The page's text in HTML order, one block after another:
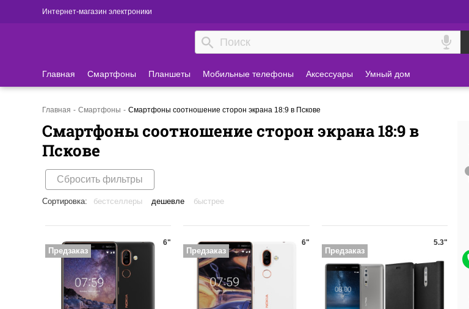
Интернет-магазин электроники
Главная Смартфоны Планшеты Мобильные телефоны Аксессуары Умный дом
Главная Смартфоны Смартфоны соотношение сторон экрана 18:9 в Пскове
Смартфоны соотношение сторон экрана 18:9 в
Пскове
Сбросить фильтры
Сортировка: бестселлеры дешевле быстрее
6"
Предзаказ
6"
Предзаказ
5.3"
Предзаказ